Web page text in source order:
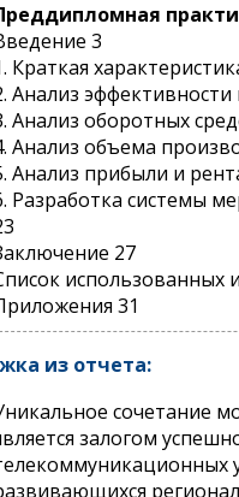
3
Краткая
Анализ
Анализ оборотных
Анализ объема
Анализ прибыли и
Разработка системы
27
использованных
31
из отчета:
сочетание
залогом